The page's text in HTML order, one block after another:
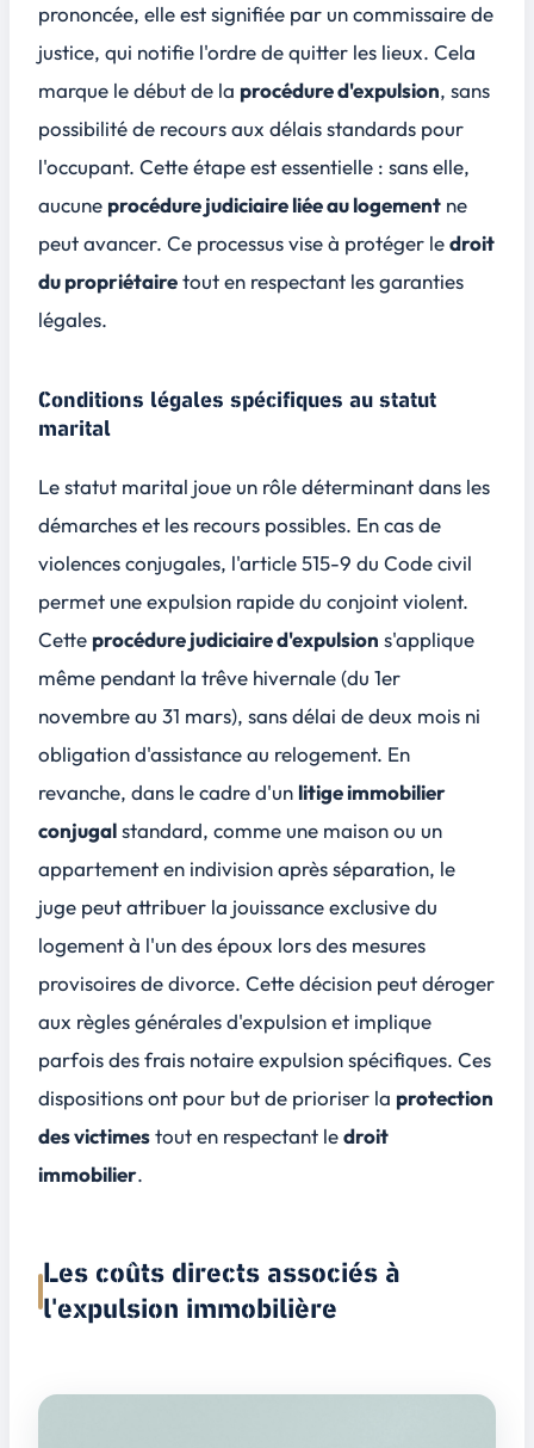
prononcée, elle est signifiée par un commissaire de
justice, qui notifie l'ordre de quitter les lieux. Cela
marque le début de la procédure d'expulsion, sans
possibilité de recours aux délais standards pour
l'occupant. Cette étape est essentielle : sans elle,
aucune procédure judiciaire liée au logement ne
peut avancer. Ce processus vise à protéger ledroit
du propriétairetout en respectant les garanties
légales.
Conditions légales spécifiques au statut
marital
Le statut marital joue un rôle déterminant dans les
démarches et les recours possibles. En cas de
violences conjugales, l'article 515-9 du Code civil
permet uneexpulsion rapidedu conjoint violent.
Cette procédure judiciaire d'expulsion s'applique
même pendant la trêve hivernale (du 1er
novembre au 31 mars), sans délai de deux mois ni
obligation d'assistance au relogement. En
revanche, dans le cadre d'un litige immobilier
conjugalstandard, comme une maison ou un
appartement en indivision après séparation, le
juge peut attribuer la jouissance exclusive du
logement à l'un des époux lors des mesures
provisoires de divorce. Cette décision peut déroger
aux règles générales d'expulsion et implique
parfois des frais notaire expulsion spécifiques. Ces
dispositions ont pour but de prioriser la protection
des victimestout en respectant ledroit
immobilier.
Les coûts directs associés à
l'expulsion immobilière